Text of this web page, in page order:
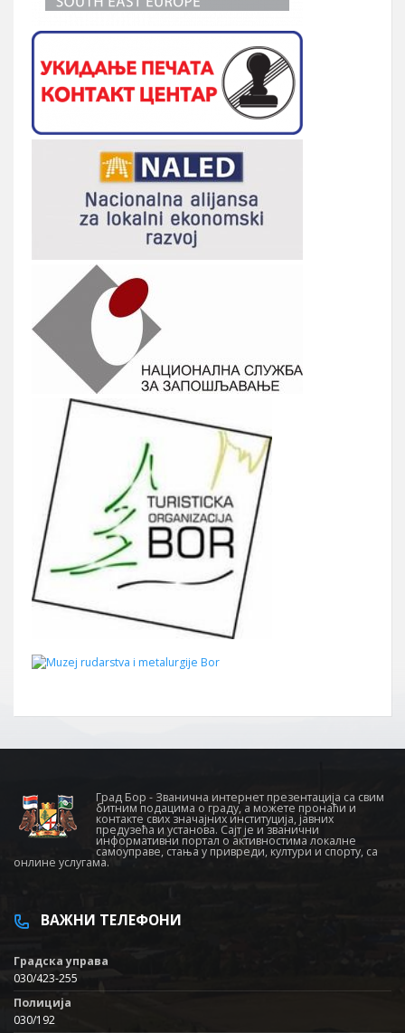
Град Бор - Званична интернет презентација са свим
битним подацима о граду, а можете пронаћи и
контакте свих значајних институција, јавних
предузећа и установа. Сајт је и званични
информативни портал о активностима локалне
самоуправе, стања у привреди, култури и спорту, са
онлине услугама.
ВАЖНИ ТЕЛЕФОНИ
Градска управа
030/423-255
Полиција
030/192